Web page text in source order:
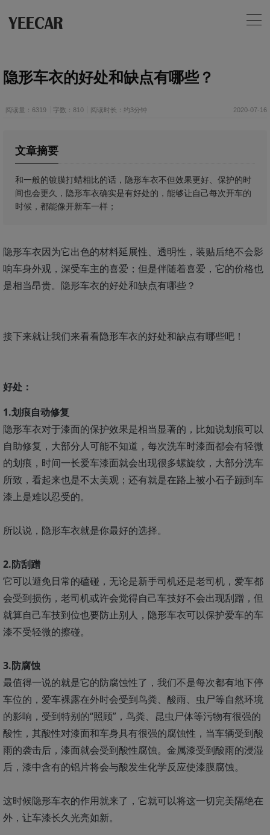
​隐形车衣的好处和缺点有哪些？
阅读量：6319 字数：810 阅读时长：约3分钟 2020-07-16
文章摘要
和一般的镀膜打蜡相比的话，隐形车衣不但效果更好、保护的时
间也会更久，隐形车衣确实是有好处的，能够让自己每次开车的
时候，都能像开新车一样；
隐形车衣因为它出色的材料延展性、透明性，装贴后绝不会影
响车身外观，深受车主的喜爱；但是伴随着喜爱，它的价格也
是相当昂贵。隐形车衣的好处和缺点有哪些？
接下来就让我们来看看隐形车衣的好处和缺点有哪些吧！
好处：
1.划痕自动修复
隐形车衣对于漆面的保护效果是相当显著的，比如说划痕可以
自助修复，大部分人可能不知道，每次洗车时漆面都会有轻微
的划痕，时间一长爱车漆面就会出现很多螺旋纹，大部分洗车
所致，看起来也是不太美观；还有就是在路上被小石子蹦到车
漆上是难以忍受的。
所以说，隐形车衣就是你最好的选择。
2.防刮蹭
它可以避免日常的磕碰，无论是新手司机还是老司机，爱车都
会受到损伤，老司机或许会觉得自己车技好不会出现刮蹭，但
就算自己车技到位也要防止别人，隐形车衣可以保护爱车的车
漆不受轻微的擦碰。
3.防腐蚀
最值得一说的就是它的防腐蚀性了，我们不是每次都有地下停
车位的，爱车裸露在外时会受到鸟粪、酸雨、虫尸等自然环境
的影响，受到特别的“照顾”，鸟粪、昆虫尸体等污物有很强的
酸性，其酸性对漆面和车身具有很强的腐蚀性，当车辆受到酸
雨的袭击后，漆面就会受到酸性腐蚀。金属漆受到酸雨的浸湿
后，漆中含有的铝片将会与酸发生化学反应使漆膜腐蚀。
这时候隐形车衣的作用就来了，它就可以将这一切完美隔绝在
外，让车漆长久光亮如新。